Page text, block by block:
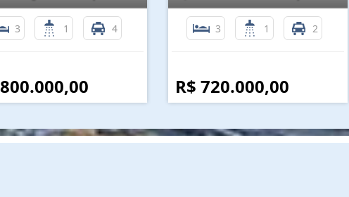
3 1 4 3 1 2
R$ 720.000,00